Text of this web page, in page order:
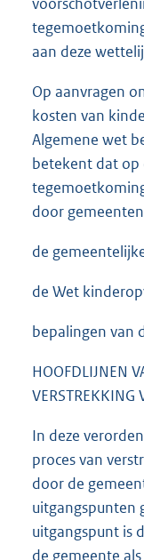
aan deze
Op aanvragen
kosten van
Algemene wet
betekent dat op
door
de
de Wet
bepalingen van
HOOFDLIJNEN
VERSTREKKING
In deze
proces van
door de
uitgangspunten
uitgangspunt is
de gemeente